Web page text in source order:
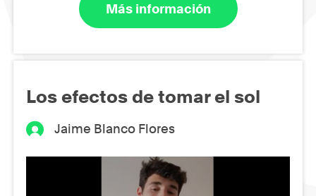
Más información
Los efectos de tomar el sol
Jaime Blanco Flores